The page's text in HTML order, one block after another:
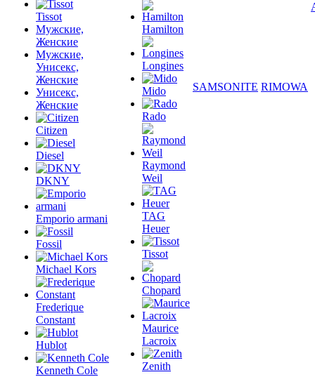
Tissot
Мужские,
Женские
Мужские,
Унисекс,
Женские
Унисекс,
Женские
Citizen
Diesel
DKNY
Emporio armani
Fossil
Michael Kors
Frederique
Constant
Hublot
Kenneth Cole
Hamilton
Longines
Mido
Rado
Raymond
Weil
TAG
Heuer
Tissot
Chopard
Maurice
Lacroix
Zenith
SAMSONITE RIMOWA